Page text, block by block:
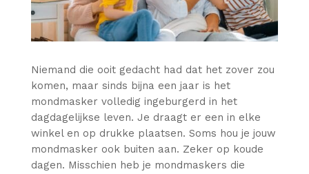
Niemand die ooit gedacht had dat het zover zou
komen, maar sinds bijna een jaar is het
mondmasker volledig ingeburgerd in het
dagdagelijkse leven. Je draagt er een in elke
winkel en op drukke plaatsen. Soms hou je jouw
mondmasker ook buiten aan. Zeker op koude
dagen. Misschien heb je mondmaskers die